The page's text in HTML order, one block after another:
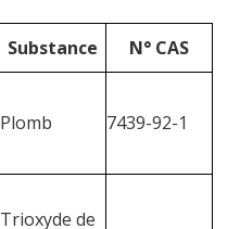
Substance
N° CAS
Plomb 7439-92-1
Trioxyde de